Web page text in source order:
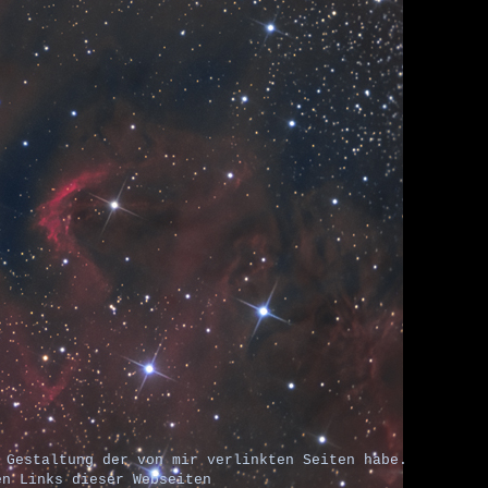
der von mir verlinkten Seiten habe.
Links dieser Webseiten